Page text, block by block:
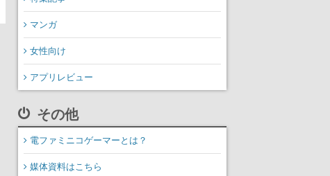
マンガ
女性向け
アプリレビュー
その他
電ファミニコゲーマーとは？
媒体資料はこちら